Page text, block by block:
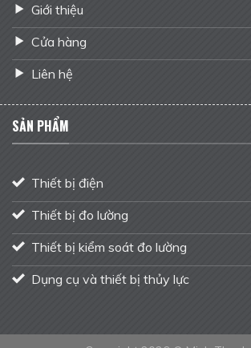
Giới thiệu
Cửa hàng
Liên hệ
SẢN PHẨM
Thiết bị điện
Thiết bị đo lường
Thiết bị kiểm soát đo lường
Dụng cụ và thiết bị thủy lực